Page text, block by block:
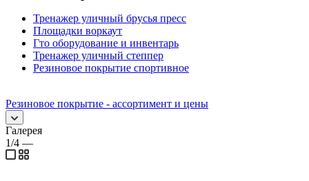
Тренажер уличный брусья пресс
Площадки воркаут
Гто оборудование и инвентарь
Тренажер уличный степпер
Резиновое покрытие спортивное
Резиновое покрытие - ассортимент и цены
Галерея
1/4 —